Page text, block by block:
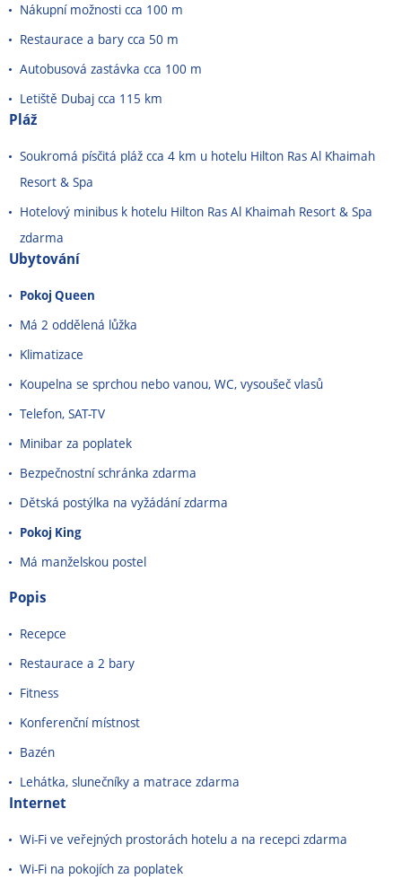
Nákupní možnosti cca 100 m
Restaurace a bary cca 50 m
Autobusová zastávka cca 100 m
Letiště Dubaj cca 115 km
Pláž
Soukromá písčitá pláž cca 4 km u hotelu Hilton Ras Al Khaimah
Resort & Spa
Hotelový minibus k hotelu Hilton Ras Al Khaimah Resort & Spa
zdarma
Ubytování
Pokoj Queen
Má 2 oddělená lůžka
Klimatizace
Koupelna se sprchou nebo vanou, WC, vysoušeč vlasů
Telefon, SAT-TV
Minibar za poplatek
Bezpečnostní schránka zdarma
Dětská postýlka na vyžádání zdarma
Pokoj King
Má manželskou postel
Popis
Recepce
Restaurace a 2 bary
Fitness
Konferenční místnost
Bazén
Lehátka, slunečníky a matrace zdarma
Internet
Wi-Fi ve veřejných prostorách hotelu a na recepci zdarma
Wi-Fi na pokojích za poplatek